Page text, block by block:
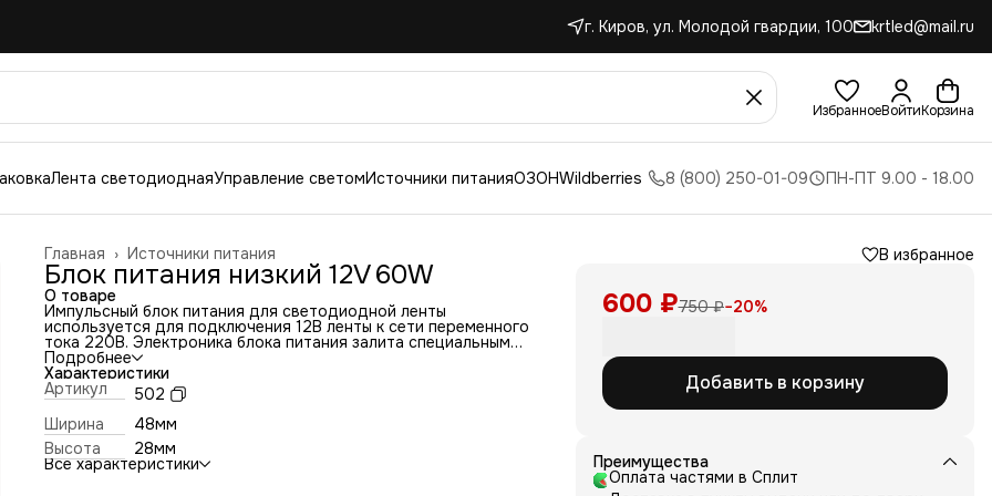
г. Киров, ул. Молодой гвардии, 100 krtled@mail.ru
ИзбранноеВойтиКорзина
Лента светодиоднаяУправление светомИсточники питанияОЗОНWildberries 8 (800) 250-01-09 ПН-ПТ 9.00 - 18.00
Источники питания
Главная ›
Блок питания низкий 12V 60W
О товаре
Импульсный блок питания для светодиодной ленты
используется для подключения 12В ленты к сети переменного
тока 220В. Электроника блока питания залита специальным
компаундом предотвращающим попадание влаги на
токоведущие части, тем самым позволяет использование
блока питания во влажных помещениях например в ванной или
улице под крышей.
Подробнее
Характеристики
Артикул
502
Ширина
48мм
Высота
28мм
Все характеристики
В избранное
600 ₽750 ₽−20%
Добавить в корзину
Преимущества
Оплата частями в Сплит